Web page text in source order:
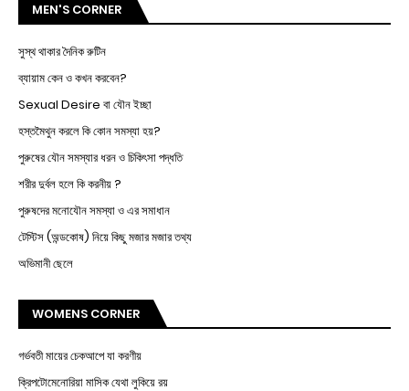
MEN'S CORNER
সুস্থ থাকার দৈনিক রুটিন
ব্যায়াম কেন ও কখন করবেন?
Sexual Desire বা যৌন ইচ্ছা
হস্তমৈথুন করলে কি কোন সমস্যা হয়?
পুরুষের যৌন সমস্যার ধরন ও চিকিৎসা পদ্ধতি
শরীর দুর্বল হলে কি করনীয় ?
পুরুষদের মনোযৌন সমস্যা ও এর সমাধান
টেস্টিস (অন্ডকোষ) নিয়ে কিছু মজার মজার তথ্য
অভিমানী ছেলে
WOMENS CORNER
গর্ভবতী মায়ের চেকআপে যা করণীয়
ক্রিপটোমেনোরিয়া মাসিক যেথা লুকিয়ে রয়